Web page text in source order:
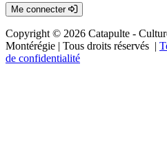
Me connecter
Copyright © 2026 Catapulte -
Montérégie | Tous droits réservés |
de confidentialité